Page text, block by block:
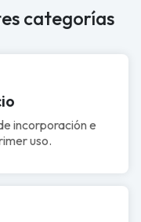
categorías
incorporación e
uso.